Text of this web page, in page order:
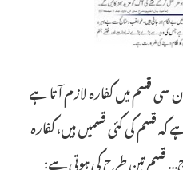
قسم میں کفارہ لازم آتا ہے
قسم کی کئی قسمیں ہیں، کفارہ
قسم تین طرح کی ہوتی ہے: